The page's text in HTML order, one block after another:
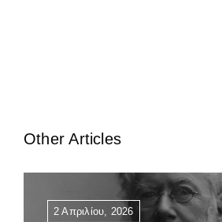
Other Articles
2 Απριλίου, 2026